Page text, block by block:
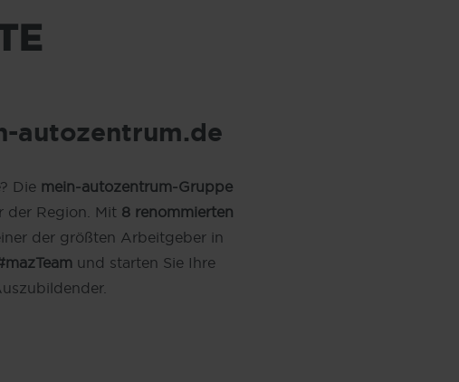
autozentrum.de
Die mein-autozentrum-Gruppe
der Region. Mit 8 renommierten
der größten Arbeitgeber in
und starten Sie Ihre